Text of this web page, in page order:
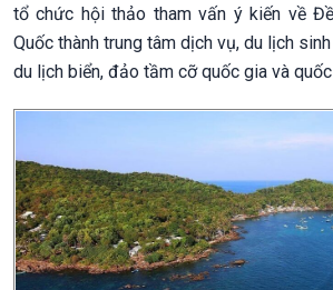
tổ chức hội thảo tham vấn ý kiến về
Quốc thành trung tâm dịch vụ, du lịch
du lịch biển, đảo tầm cỡ quốc gia và quốc